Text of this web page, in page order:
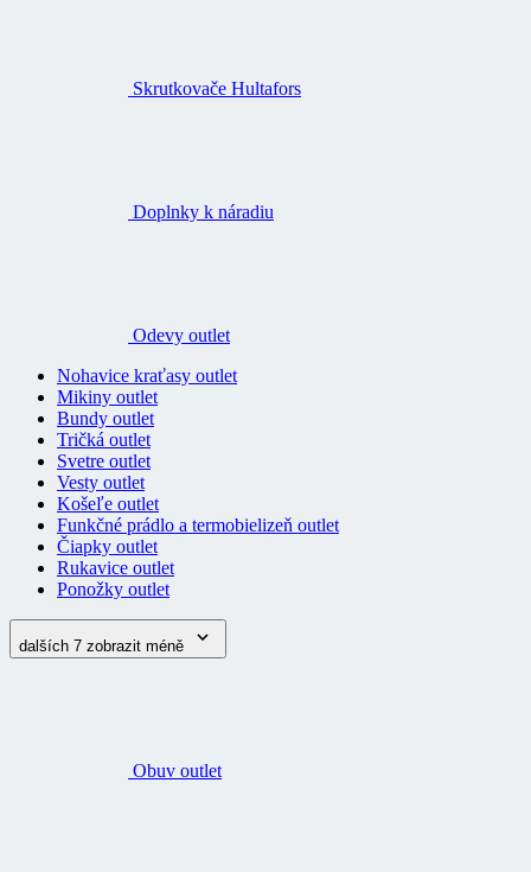
Skrutkovače Hultafors
Doplnky k náradiu
Odevy outlet
Nohavice kraťasy outlet
Mikiny outlet
Bundy outlet
Tričká outlet
Svetre outlet
Vesty outlet
Košeľe outlet
Funkčné prádlo a termobielizeň outlet
Čiapky outlet
Rukavice outlet
Ponožky outlet
dalších 7 zobrazit méně
Obuv outlet